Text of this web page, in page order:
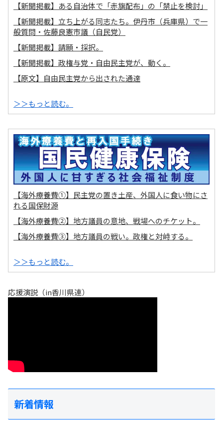
【新聞掲載】ある自治体で「赤旗配布」の「禁止を検討」
【新聞掲載】立ち上がる同志たち。伊丹市（兵庫県）で一
般質問・佐藤良憲市議（自民党）
【新聞掲載】請願・採択。
【新聞掲載】政権与党・自由民主党が、動く。
【原文】自由民主党から出された通達
＞＞もっと読む。
【海外療養費①】民主党の置き土産、外国人に食い物にさ
れる国保財源
【海外療養費②】地方議員の意地、戦場へのチケット。
【海外療養費③】地方議員の戦い。政権と対峙する。
＞＞もっと読む。
応援演説（in香川県連）
新着情報